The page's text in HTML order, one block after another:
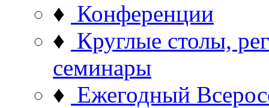
♦ Конференции
♦ Круглые столы,
семинары
♦ Ежегодный